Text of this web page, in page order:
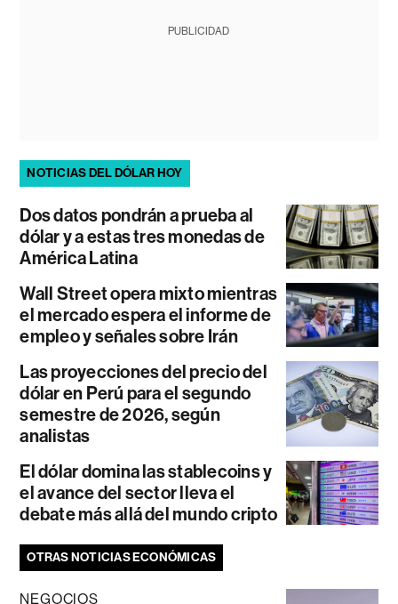
PUBLICIDAD
NOTICIAS DEL DÓLAR HOY
Dos datos pondrán a prueba al
dólar y a estas tres monedas de
América Latina
Wall Street opera mixto mientras
el mercado espera el informe de
empleo y señales sobre Irán
Las proyecciones del precio del
dólar en Perú para el segundo
semestre de 2026, según
analistas
El dólar domina las stablecoins y
el avance del sector lleva el
debate más allá del mundo cripto
OTRAS NOTICIAS ECONÓMICAS
NEGOCIOS